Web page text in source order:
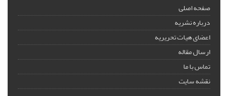
صفحه اصلی
درباره نشریه
اعضای هیات تحریریه
ارسال مقاله
تماس با ما
نقشه سایت